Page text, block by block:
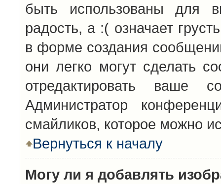
быть использованы для
радость, а :( означает
в форме создания
они легко могут сделать
отредактировать ваше
Администратор
смайликов, которое можно
Вернуться к началу
Могу ли я добавлять